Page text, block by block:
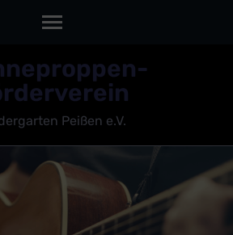
Peißen e.V.